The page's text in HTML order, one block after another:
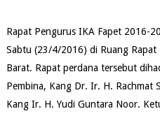
Rapat Pengurus IKA Fapet 2016-
Sabtu (23/4/2016) di Ruang Rapat
Barat. Rapat perdana tersebut
Pembina, Kang Dr. Ir. H. Rachmat
Kang Ir. H. Yudi Guntara Noor.